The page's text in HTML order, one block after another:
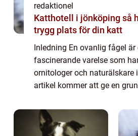
redaktionel
Katthotell i jönköping så hittar du en
trygg plats för din katt
Inledning En ovanlig fågel är
fascinerande varelse som
ornitologer och naturälskare
artikel kommer att ge en
deras mångfald,
betyd...